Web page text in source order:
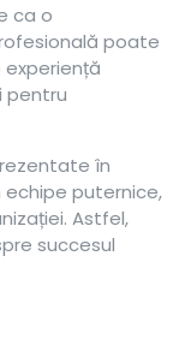
ca o
poate
pentru
în
puternice,
Astfel,
succesul